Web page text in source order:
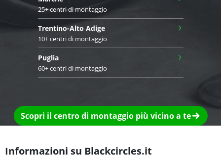
25+ centri di montaggio
Trentino-Alto Adige
10+ centri di montaggio
›
Puglia
60+ centri di montaggio
›
Scopri il centro di montaggio più vicino a te
Informazioni su Blackcircles.it